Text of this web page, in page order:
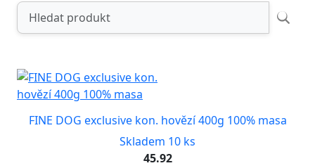
FINE DOG exclusive kon. hovězí 400g 100% masa
Skladem 10 ks
45.92